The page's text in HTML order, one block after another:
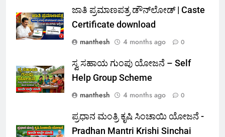
ಜಾತಿ ಪ್ರಮಾಣಪತ್ರ ಡೌನ್‌ಲೋಡ್ | Caste
Certificate download
manthesh
4 months ago 0
ಸ್ವ ಸಹಾಯ ಗುಂಪು ಯೋಜನೆ – Self
Help Group Scheme
manthesh
4 months ago 0
ಪ್ರಧಾನ ಮಂತ್ರಿ ಕೃಷಿ ಸಿಂಚಾಯಿ ಯೋಜನೆ -
Pradhan Mantri Krishi Sinchai